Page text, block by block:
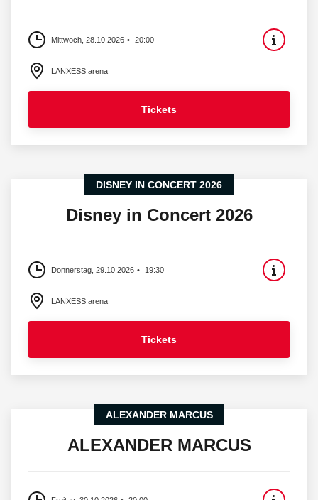
Mittwoch, 28.10.2026 20:00
LANXESS arena
Tickets
DISNEY IN CONCERT 2026
Disney in Concert 2026
Donnerstag, 29.10.2026 19:30
LANXESS arena
Tickets
ALEXANDER MARCUS
ALEXANDER MARCUS